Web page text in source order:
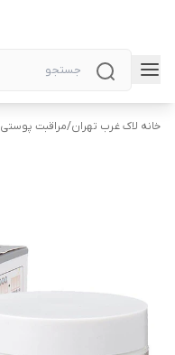
خانه لاک غرب تهران/مراقبت پوستی